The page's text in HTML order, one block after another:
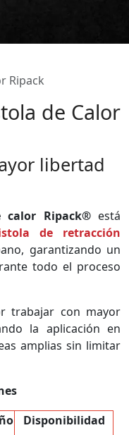
Ripack
de Calor
libertad
calor Ripack®está
de retracción
garantizando un
todo el proceso
trabajar con mayor
la aplicación en
amplias sin limitar
Disponibilidad